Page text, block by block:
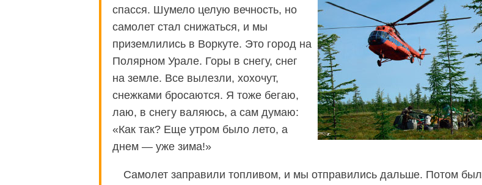
спасся. Шумело целую вечность, но
самолет стал снижаться, и мы
приземлились в Воркуте. Это город на
Полярном Урале. Горы в снегу, снег
на земле. Все вылезли, хохочут,
снежками бросаются. Я тоже бегаю,
лаю, в снегу валяюсь, а сам думаю:
«Как так? Еще утром было лето, а
днем — уже зима!»
Самолет заправили топливом, и мы отправились дальше. Потом был